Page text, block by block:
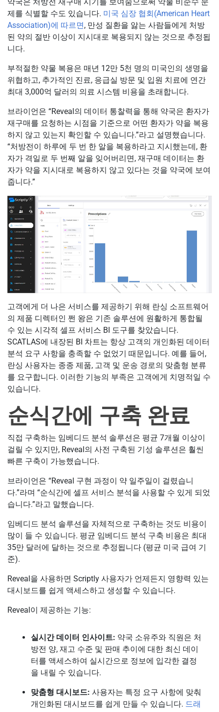
제를 식별할 수도 있습니다. 미국 심장 협회(American Heart
Association)에 따르면, 만성 질환을 앓는 사람들에게 처방
된 약의 절반 이상이 지시대로 복용되지 않는 것으로 추정됩
니다.
부적절한 약물 복용은 매년 12만 5천 명의 미국인의 생명을
위협하고, 추가적인 진료, 응급실 방문 및 입원 치료에 연간
최대 3,000억 달러의 의료 시스템 비용을 초래합니다.
브라이언은 “Reveal의 데이터 통찰력을 통해 약국은 환자가
재구매를 요청하는 시점을 기준으로 어떤 환자가 약을 복용
하지 않고 있는지 확인할 수 있습니다.”라고 설명했습니다.
“처방전이 하루에 두 번 한 알을 복용하라고 지시했는데, 환
자가 격일로 두 번째 알을 잊어버리면, 재구매 데이터는 환
자가 약을 지시대로 복용하지 않고 있다는 것을 약국에 보여
줍니다.”
고객에게 더 나은 서비스를 제공하기 위해 란싱 소프트웨어
의 제품 디렉터인 쩐 왕은 기존 솔루션에 원활하게 통합될
수 있는 시각적 셀프 서비스 BI 도구를 찾았습니다.
SCATLAS에 내장된 BI 차트는 항상 고객의 개인화된 데이터
분석 요구 사항을 충족할 수 없었기 때문입니다. 예를 들어,
란싱 사용자는 종종 제품, 고객 및 운송 경로의 맞춤형 분류
를 요구합니다. 이러한 기능의 부족은 고객에게 치명적일 수
있습니다.
순식간에 구축 완료
직접 구축하는 임베디드 분석 솔루션은 평균 7개월 이상이
걸릴 수 있지만, Reveal의 사전 구축된 기성 솔루션은 훨씬
빠른 구축이 가능했습니다.
브라이언은 “Reveal 구현 과정이 약 일주일이 걸렸습니
다.”라며 “순식간에 셀프 서비스 분석을 사용할 수 있게 되었
습니다.”라고 말했습니다.
임베디드 분석 솔루션을 자체적으로 구축하는 것도 비용이
많이 들 수 있습니다. 평균 임베디드 분석 구축 비용은 최대
35만 달러에 달하는 것으로 추정됩니다 (평균 미국 급여 기
준).
Reveal을 사용하면 Scriptly 사용자가 언제든지 영향력 있는
대시보드를 쉽게 액세스하고 생성할 수 있습니다.
Reveal이 제공하는 기능:
실시간 데이터 인사이트: 약국 소유주와 직원은 처
방전 양, 재고 수준 및 판매 추이에 대한 최신 데이
터를 액세스하여 실시간으로 정보에 입각한 결정
을 내릴 수 있습니다.
맞춤형 대시보드: 사용자는 특정 요구 사항에 맞춰
개인화된 대시보드를 쉽게 만들 수 있습니다. 드래